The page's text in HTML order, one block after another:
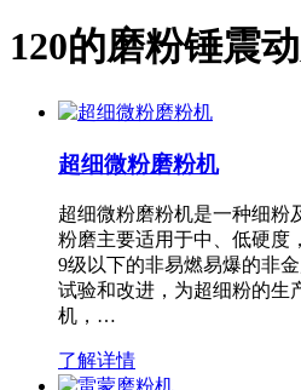
120的磨粉锤震
超细微粉磨粉机
超细微粉磨粉机是一种细粉
粉磨主要适用于中、低硬度
9级以下的非易燃易爆的非
试验和改进，为超细粉的生
机，…
了解详情